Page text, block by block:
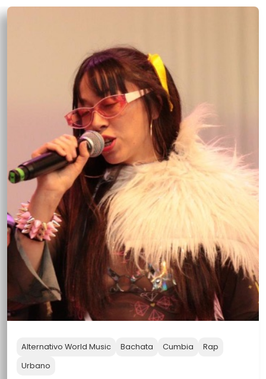
Alternativo World Music Bachata Cumbia
Rap
Urbano